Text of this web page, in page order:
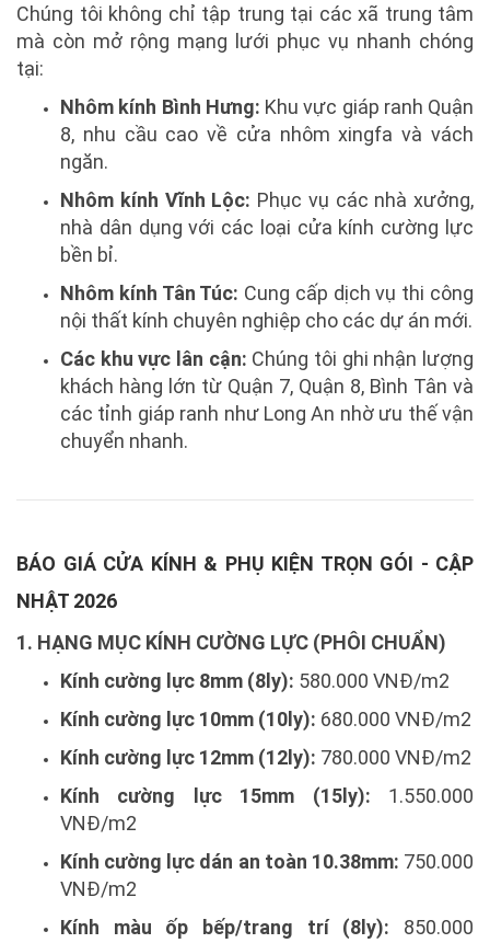
Chúng tôi không chỉ tập trung tại các xã trung tâm
mà còn mở rộng mạng lưới phục vụ nhanh chóng
tại:
Nhôm kính Bình Hưng: Khu vực giáp ranh Quận
8, nhu cầu cao về cửa nhôm xingfa và vách
ngăn.
Nhôm kính Vĩnh Lộc: Phục vụ các nhà xưởng,
nhà dân dụng với các loại cửa kính cường lực
bền bỉ.
Nhôm kính Tân Túc: Cung cấp dịch vụ thi công
nội thất kính chuyên nghiệp cho các dự án mới.
Các khu vực lân cận: Chúng tôi ghi nhận lượng
khách hàng lớn từ Quận 7, Quận 8, Bình Tân và
các tỉnh giáp ranh như Long An nhờ ưu thế vận
chuyển nhanh.
BÁO GIÁ CỬA KÍNH & PHỤ KIỆN TRỌN GÓI - CẬP
NHẬT 2026
1. HẠNG MỤC KÍNH CƯỜNG LỰC (PHÔI CHUẨN)
Kính cường lực 8mm (8ly): 580.000 VNĐ/m2
Kính cường lực 10mm (10ly): 680.000 VNĐ/m2
Kính cường lực 12mm (12ly): 780.000 VNĐ/m2
Kính cường lực 15mm (15ly): 1.550.000
VNĐ/m2
Kính cường lực dán an toàn 10.38mm: 750.000
VNĐ/m2
Kính màu ốp bếp/trang trí (8ly): 850.000